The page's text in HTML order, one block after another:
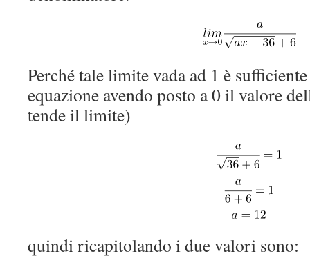
Perché tale limite vada ad 1 è
equazione avendo posto a 0 il valore
tende il limite)
quindi ricapitolando i due valori sono: